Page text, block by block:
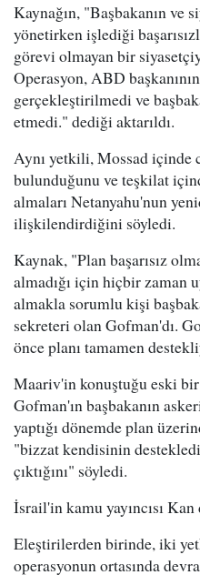
Kaynağın, "Başbakanın ve
yönetirken işlediği
görevi olmayan bir
Operasyon, ABD
gerçekleştirilmedi ve
etmedi." dediği aktarıldı.
Aynı yetkili, Mossad
bulunduğunu ve teşkilat
almaları Netanyahu'nun
ilişkilendirdiğini söyledi.
Kaynak, "Plan başarısız
almadığı için hiçbir zaman
almakla sorumlu kişi
sekreteri olan Gofman'dı.
önce planı tamamen
Maariv'in konuştuğu eski
Gofman'ın başbakanın
yaptığı dönemde plan
"bizzat kendisinin
çıktığını" söyledi.
İsrail'in kamu yayıncısı
Eleştirilerden birinde, iki
operasyonun ortasında